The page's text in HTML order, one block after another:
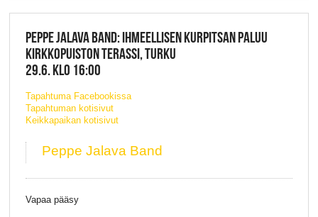
PEPPE JALAVA BAND: IHMEELLISEN KURPITSAN PALUU
KIRKKOPUISTON TERASSI, TURKU
29.6. KLO 16:00
Tapahtuma Facebookissa
Tapahtuman kotisivut
Keikkapaikan kotisivut
Peppe Jalava Band
Vapaa pääsy